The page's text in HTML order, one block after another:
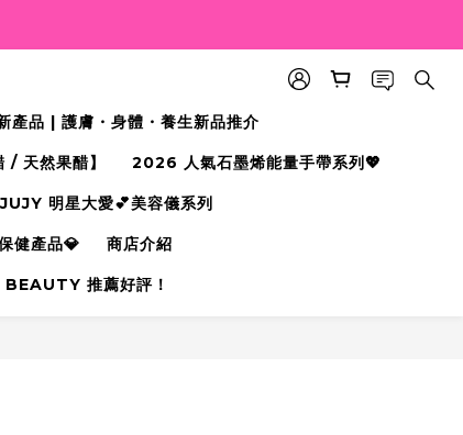
產品 | 護膚・身體・養生新品推介
/ 天然果醋】 2026 人氣石墨烯能量手帶系列💖
明星大愛💕美容儀系列
健產品💎 商店介紹
推薦好評！